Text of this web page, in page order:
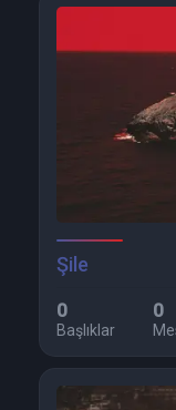
Şile
0
Başlıklar
0